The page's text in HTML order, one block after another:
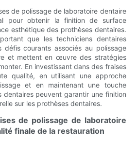
de polissage de laboratoire dentaire
pour obtenir la finition de surface
esthétique des prothèses dentaires.
que les techniciens dentaires
défis courants associés au polissage
et mettent en œuvre des stratégies
En investissant dans des fraises
qualité, en utilisant une approche
et en maintenant une touche
dentaires peuvent garantir une finition
sur les prothèses dentaires.
de polissage de laboratoire
finale de la restauration